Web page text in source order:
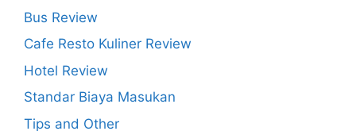
Bus Review
Cafe Resto Kuliner Review
Hotel Review
Standar Biaya Masukan
Tips and Other